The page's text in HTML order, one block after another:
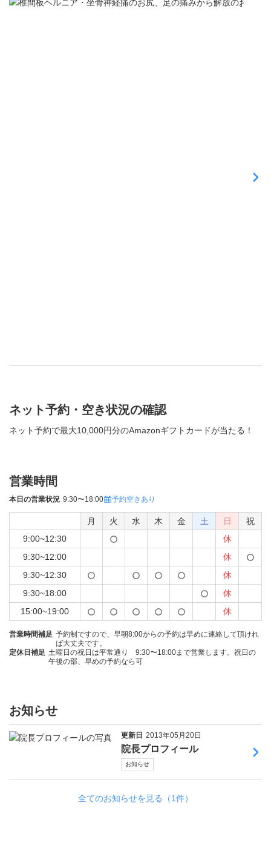
ネット予約・空き状況の確認
ネット予約で最大10,000円分のAmazonギフトカードが当たる！
営業時間
本日の営業状況 9:30〜18:00 予約空きあり
月 火 水 木 金 土 日
祝
9:00~12:30
休
9:30~12:00
休
9:30~12:30
休
9:30~18:00
休
15:00~19:00
休
営業時間補足 予約制ですので、早朝8:00からの予約は早めに連絡して頂けれ
ば大丈夫です。
定休日補足 土曜日の祝日は平常通り 9:30〜18:00まで営業します。祝日の
午後の部、早めの予約なら可
お知らせ
更新日 2013年05月20日
院長プロフィール
お知らせ
全てのお知らせを見る（1件）